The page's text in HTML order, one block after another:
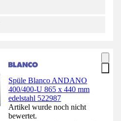
Spüle Blanco ANDANO
400/400-U 865 x 440 mm
edelstahl 522987
Artikel wurde noch nicht
bewertet.